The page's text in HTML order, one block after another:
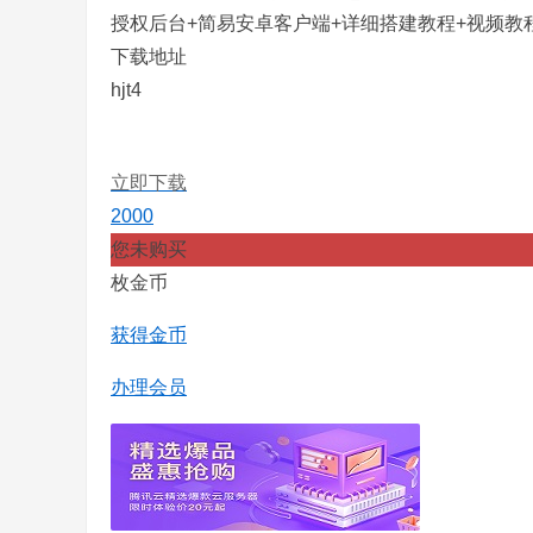
授权后台+简易安卓客户端+详细搭建教程+视频教
下载地址
hjt4
立即下载
2000
您未购买
枚金币
获得金币
办理会员